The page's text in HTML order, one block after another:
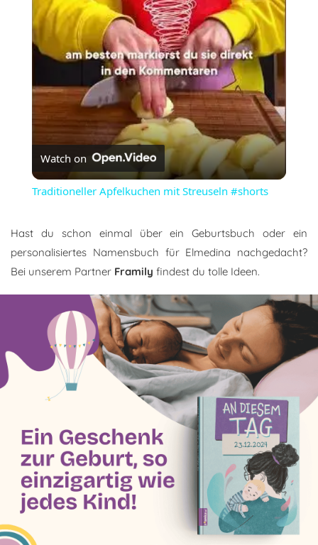
Video
Watch on
Traditioneller Apfelkuchen mit Streuseln #shorts
Hast du schon einmal über ein Geburtsbuch oder ein
personalisiertes Namensbuch für Elmedina nachgedacht?
Bei unserem Partner Framily findest du tolle Ideen.